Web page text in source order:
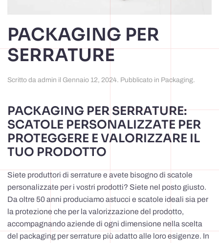
PACKAGING PER
SERRATURE
Scritto da admin il Gennaio 12, 2024. Pubblicato in Packaging.
PACKAGING PER SERRATURE:
SCATOLE PERSONALIZZATE PER
PROTEGGERE E VALORIZZARE IL
TUO PRODOTTO
Siete produttori di serrature e avete bisogno di scatole
personalizzate per i vostri prodotti? Siete nel posto giusto.
Da oltre 50 anni produciamo astucci e scatole ideali sia per
la protezione che per la valorizzazione del prodotto,
accompagnando aziende di ogni dimensione nella scelta
del packaging per serrature più adatto alle loro esigenze. In